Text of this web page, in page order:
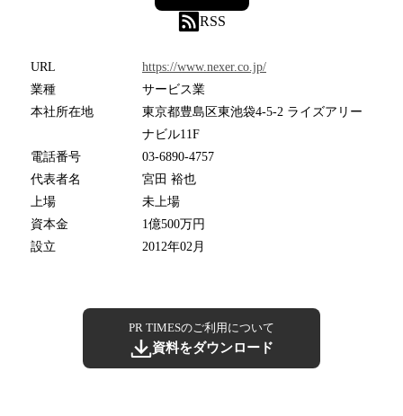
RSS
URL
https://www.nexer.co.jp/
業種
サービス業
本社所在地
東京都豊島区東池袋4-5-2 ライズアリー
ナビル11F
電話番号
03-6890-4757
代表者名
宮田 裕也
上場
未上場
資本金
1億500万円
設立
2012年02月
PR TIMESのご利用について
資料をダウンロード